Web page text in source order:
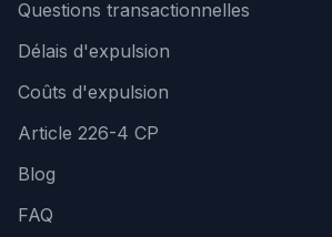
Questions transactionnelles
Délais d'expulsion
Coûts d'expulsion
Article 226-4 CP
Blog
FAQ